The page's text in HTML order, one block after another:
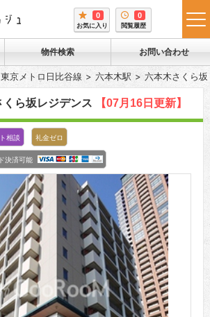
0
お気に入り
0
閲覧履歴
物件検索 お問い合わせ
東京メトロ日比谷線 六本木駅 六本木さくら
くら坂レジデンス 【07月16日更新】
相談 礼金ゼロ
決済可能